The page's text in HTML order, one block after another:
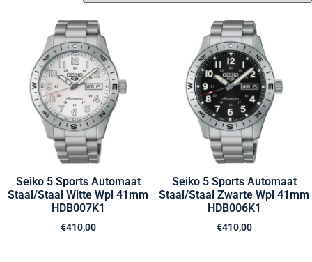
Seiko 5 Sports Automaat
Staal/Staal Witte Wpl 41mm
HDB007K1
€410,00
Seiko 5 Sports Automaat
Staal/Staal Zwarte Wpl 41mm
HDB006K1
€410,00